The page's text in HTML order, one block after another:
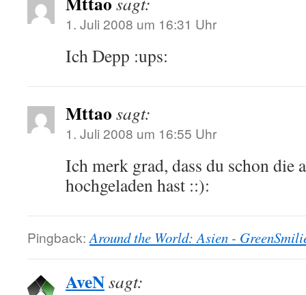
1. Juli 2008 um 16:31 Uhr
Ich Depp :ups:
Mttao sagt:
1. Juli 2008 um 16:55 Uhr
Ich merk grad, dass du schon die
hochgeladen hast ::):
Pingback: Around the World: Asien -
AveNsagt: